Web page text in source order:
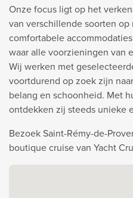
Onze focus ligt op het
van verschillende soorten
comfortabele
waar alle voorzieningen van
Wij werken met
voortdurend op zoek zijn
belang en schoonheid. Met
ontdekken zij steeds unieke
Bezoek Saint-Rémy-de-
boutique cruise van Yacht